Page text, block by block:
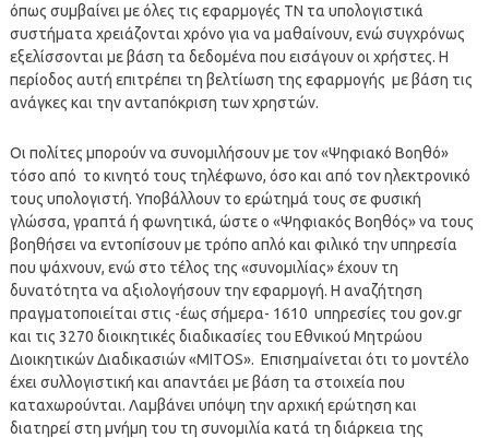
όπως συμβαίνει με όλες τις εφαρμογές ΤΝ τα υπολογιστικά
συστήματα χρειάζονται χρόνο για να μαθαίνουν, ενώ συγχρόνως
εξελίσσονται με βάση τα δεδομένα που εισάγουν οι χρήστες. H
περίοδος αυτή επιτρέπει τη βελτίωση της εφαρμογής με βάση τις
ανάγκες και την ανταπόκριση των χρηστών.
Οι πολίτες μπορούν να συνομιλήσουν με τον «Ψηφιακό Βοηθό»
τόσο από το κινητό τους τηλέφωνο, όσο και από τον ηλεκτρονικό
τους υπολογιστή. Υποβάλλουν το ερώτημά τους σε φυσική
γλώσσα, γραπτά ή φωνητικά, ώστε ο «Ψηφιακός Βοηθός» να τους
βοηθήσει να εντοπίσουν με τρόπο απλό και φιλικό την υπηρεσία
που ψάχνουν, ενώ στο τέλος της «συνομιλίας» έχουν τη
δυνατότητα να αξιολογήσουν την εφαρμογή. Η αναζήτηση
πραγματοποιείται στις -έως σήμερα- 1610 υπηρεσίες του gov.gr
και τις 3270 διοικητικές διαδικασίες του Εθνικού Μητρώου
Διοικητικών Διαδικασιών «MITOS». Επισημαίνεται ότι το μοντέλο
έχει συλλογιστική και απαντάει με βάση τα στοιχεία που
καταχωρούνται. Λαμβάνει υπόψη την αρχική ερώτηση και
διατηρεί στη μνήμη του τη συνομιλία κατά τη διάρκεια της